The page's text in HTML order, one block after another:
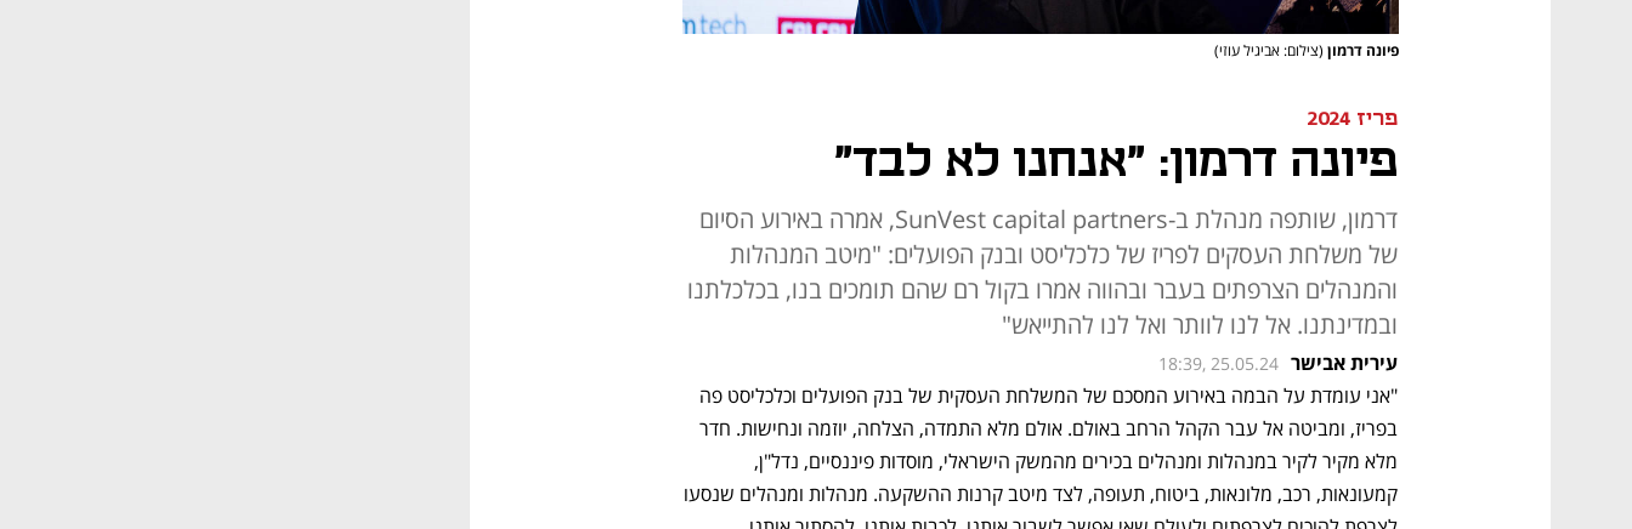
פיונה דרמון (צילום: אביגיל עוזי)
פריז 2024
פיונה דרמון: "אנחנו לא לבד"
דרמון, שותפה מנהלת ב-SunVest capital partners, אמרה באירוע הסיום
של משלחת העסקים לפריז של כלכליסט ובנק הפועלים: "מיטב המנהלות
והמנהלים הצרפתים בעבר ובהווה אמרו בקול רם שהם תומכים בנו, בכלכלתנו
ובמדינתנו. אל לנו לוותר ואל לנו להתייאש"
עירית אבישר 18:39, 25.05.24